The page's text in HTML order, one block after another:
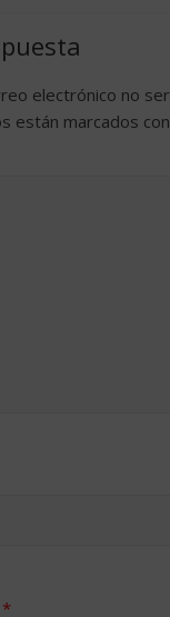
electrónico no
están marcados con
*